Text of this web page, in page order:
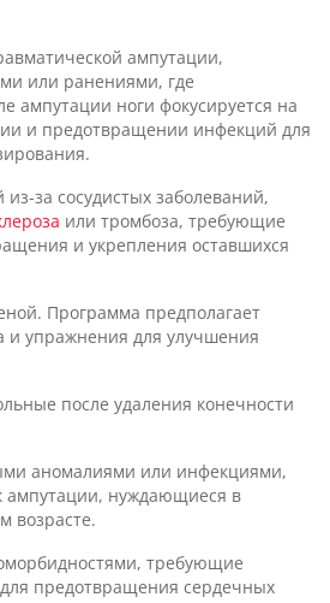
ампутации,
или ранениями, где
ампутации ноги фокусируется на
и предотвращении инфекций для
за сосудистых заболеваний,
или тромбоза, требующие
и укрепления оставшихся
Программа предполагает
и упражнения для улучшения
после удаления конечности
аномалиями или инфекциями,
ампутации, нуждающиеся в
возрасте.
требующие
предотвращения сердечных